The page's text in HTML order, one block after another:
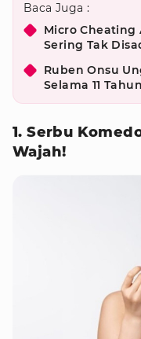
Baca Juga :
Micro Cheating
Sering Tak
Ruben Onsu
Selama 11
1. Serbu
Wajah!